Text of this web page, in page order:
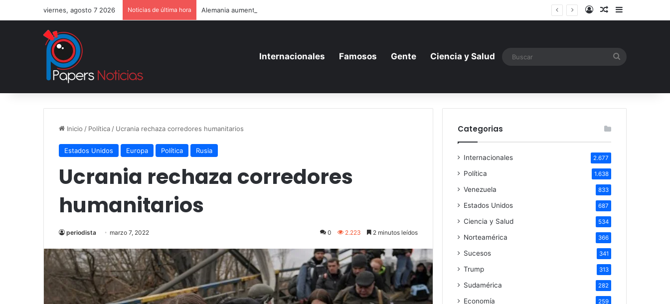
viernes, agosto 7 2026 Noticias de última hora Alemania aumenta su gasto militar y busca consolidarse como potencia armamentística ante la amenaza rusa Iniciar sesión
ArtículoBarra lateral
Internacionales Famosos Gente Ciencia y Salud
Inicio / Política / Ucrania rechaza corredores humanitarios
Estados Unidos Europa Política Rusia
Ucrania rechaza corredores
humanitarios
periodista marzo 7, 2022 0 2.223 2 minutos leídos
Categorias
Internacionales 2.677
Política 1.638
Venezuela 833
Estados Unidos 687
Ciencia y Salud 534
Norteamérica 366
Sucesos 341
Trump 313
Sudamérica 282
Economía 259